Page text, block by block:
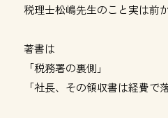
税理士松嶋先生のこと実は前
著書は
「税務署の裏側」
「社長、その領収書は経費で